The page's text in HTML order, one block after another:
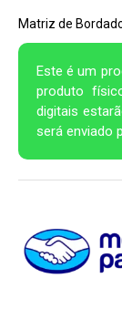
Matriz de
Este é um
produto
digitais
será enviado